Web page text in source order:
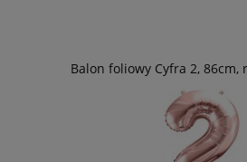
Balon foliowy Cyfra 2, 86cm,